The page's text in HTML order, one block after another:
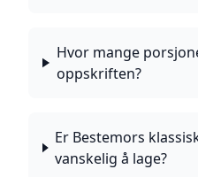
Hvor mange
oppskriften?
Er Bestemors
vanskelig å lage?